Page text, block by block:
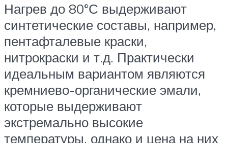
Нагрев до 80°С выдерживают
синтетические составы, например,
пентафталевые краски,
нитрокраски и т.д. Практически
идеальным вариантом являются
кремниево-органические эмали,
которые выдерживают
экстремально высокие
температуры, однако и цена на них